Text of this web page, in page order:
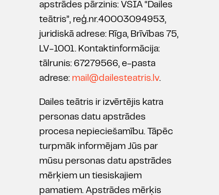
apstrādes pārzinis: VSIA “Dailes
teātris”, reģ.nr.40003094953,
juridiskā adrese: Rīga, Brīvības 75,
LV-1001. Kontaktinformācija:
tālrunis: 67279566, e-pasta
adrese: mail@dailesteatris.lv.
Dailes teātris ir izvērtējis katra
personas datu apstrādes
procesa nepieciešamību. Tāpēc
turpmāk informējam Jūs par
mūsu personas datu apstrādes
mērķiem un tiesiskajiem
pamatiem. Apstrādes mērķis